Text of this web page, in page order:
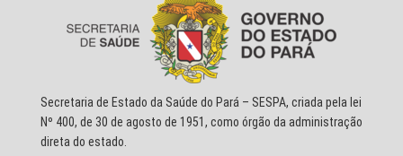
Secretaria de Estado da Saúde do Pará – SESPA, criada pela lei
Nº 400, de 30 de agosto de 1951, como órgão da administração
direta do estado.